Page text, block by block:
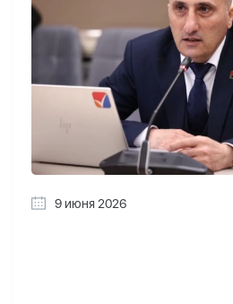
9 июня 2026